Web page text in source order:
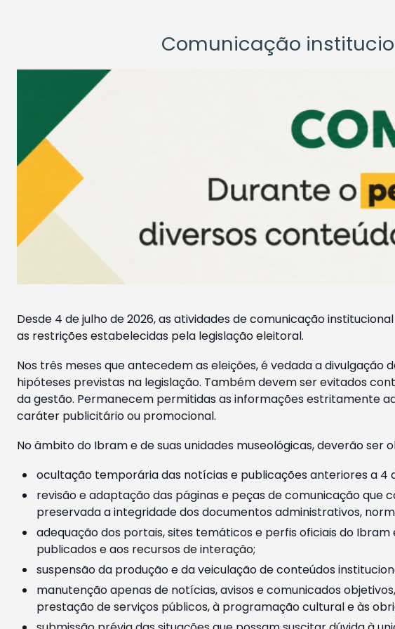
Comunicação
Desde 4 de julho de 2026, as atividades de comunicação
as restrições estabelecidas pela legislação eleitoral.
Nos três meses que antecedem as eleições, é vedada a
hipóteses previstas na legislação. Também devem ser evitados
da gestão. Permanecem permitidas as informações estritamente
caráter publicitário ou promocional.
No âmbito do Ibram e de suas unidades museológicas, deverão ser
ocultação temporária das notícias e publicações anteriores a 4
revisão e adaptação das páginas e peças de comunicação que
preservada a integridade dos documentos administrativos,
adequação dos portais, sites temáticos e perfis oficiais do Ibram
publicados e aos recursos de interação;
suspensão da produção e da veiculação de conteúdos
manutenção apenas de notícias, avisos e comunicados
prestação de serviços públicos, à programação cultural e às